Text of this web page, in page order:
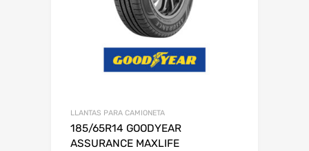
LLANTAS PARA CAMIONETA
185/65R14 GOODYEAR
ASSURANCE MAXLIFE